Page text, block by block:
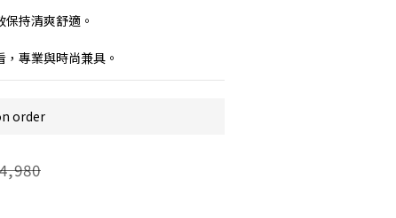
持清爽舒適。
專業與時尚兼具。
order